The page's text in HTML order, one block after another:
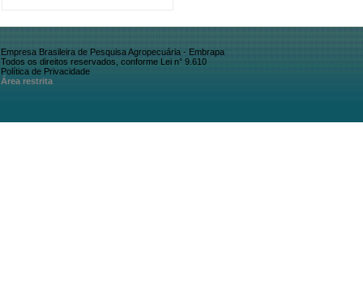
Empresa Brasileira de Pesquisa Agropecuária - Embrapa
Todos os direitos reservados, conforme Lei n° 9.610
Política de Privacidade
Área restrita